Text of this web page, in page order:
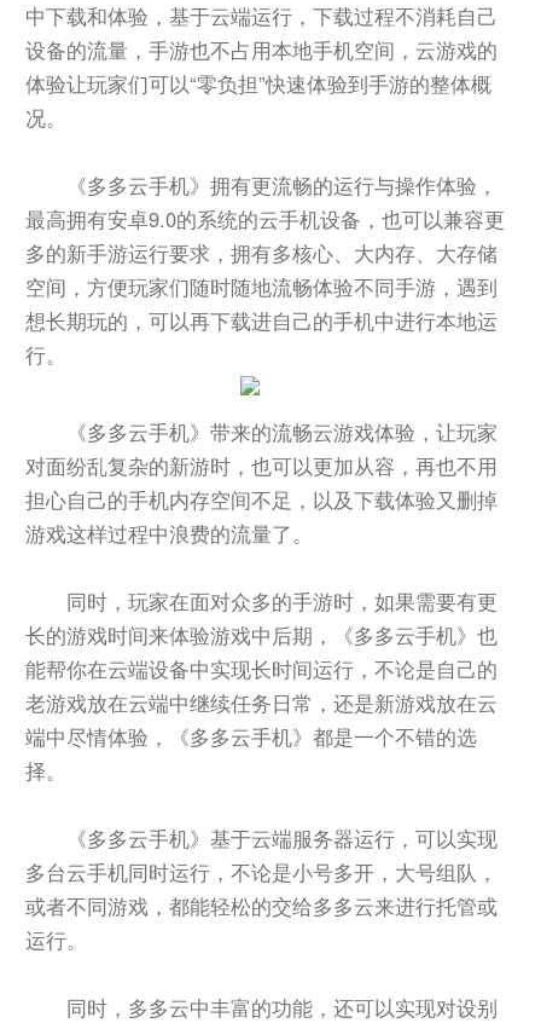
中下载和体验，基于云端运行，下载过程不消耗自己
设备的流量，手游也不占用本地手机空间，云游戏的
体验让玩家们可以“零负担”快速体验到手游的整体概
况。
《多多云手机》拥有更流畅的运行与操作体验，
最高拥有安卓9.0的系统的云手机设备，也可以兼容更
多的新手游运行要求，拥有多核心、大内存、大存储
空间，方便玩家们随时随地流畅体验不同手游，遇到
想长期玩的，可以再下载进自己的手机中进行本地运
行。
《多多云手机》带来的流畅云游戏体验，让玩家
对面纷乱复杂的新游时，也可以更加从容，再也不用
担心自己的手机内存空间不足，以及下载体验又删掉
游戏这样过程中浪费的流量了。
同时，玩家在面对众多的手游时，如果需要有更
长的游戏时间来体验游戏中后期，《多多云手机》也
能帮你在云端设备中实现长时间运行，不论是自己的
老游戏放在云端中继续任务日常，还是新游戏放在云
端中尽情体验，《多多云手机》都是一个不错的选
择。
《多多云手机》基于云端服务器运行，可以实现
多台云手机同时运行，不论是小号多开，大号组队，
或者不同游戏，都能轻松的交给多多云来进行托管或
运行。
同时，多多云中丰富的功能，还可以实现对设别